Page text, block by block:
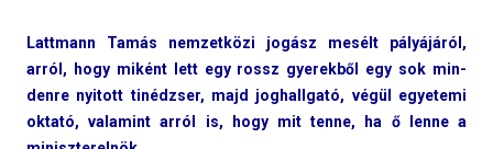
Lattmann Tamás nem­zetközi jogász mesélt pályájáról,
arról, hogy miként lett egy rossz gyerek­ből egy sok min­
denre nyitott tinédzser, majd jog­hallgató, végül egyetemi
oktató, valamint arról is, hogy mit tenne, ha ő lenne a